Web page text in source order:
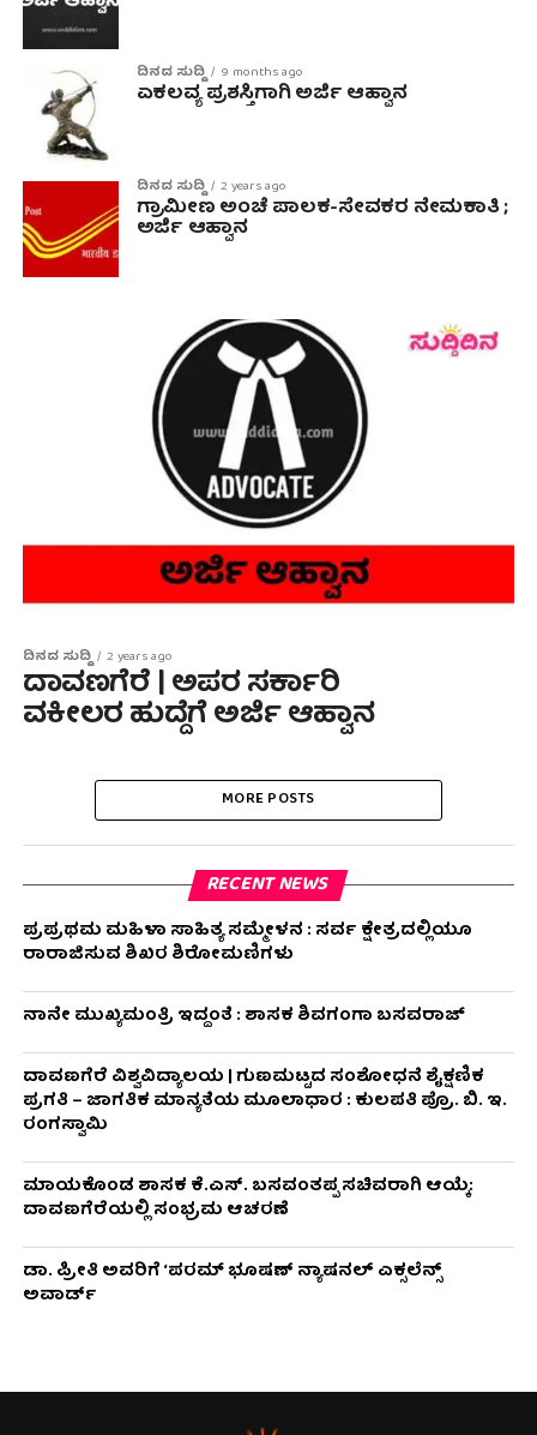
ದಿನದ ಸುದ್ದಿ 9 months ago
ಏಕಲವ್ಯ ಪ್ರಶಸ್ತಿಗಾಗಿ ಅರ್ಜಿ ಆಹ್ವಾನ
ದಿನದ ಸುದ್ದಿ 2 years ago
ಗ್ರಾಮೀಣ ಅಂಚೆ ಪಾಲಕ-ಸೇವಕರ ನೇಮಕಾತಿ ;
ಅರ್ಜಿ ಆಹ್ವಾನ
ದಿನದ ಸುದ್ದಿ 2 years ago
ದಾವಣಗೆರೆ | ಅಪರ ಸರ್ಕಾರಿ
ವಕೀಲರ ಹುದ್ದೆಗೆ ಅರ್ಜಿ ಆಹ್ವಾನ
MORE POSTS
RECENT NEWS
ಪ್ರಪ್ರಥಮ ಮಹಿಳಾ ಸಾಹಿತ್ಯ ಸಮ್ಮೇಳನ : ಸರ್ವ ಕ್ಷೇತ್ರದಲ್ಲಿಯೂ
ರಾರಾಜಿಸುವ ಶಿಖರ ಶಿರೋಮಣಿಗಳು
ನಾನೇ ಮುಖ್ಯಮಂತ್ರಿ ಇದ್ದಂತೆ : ಶಾಸಕ ಶಿವಗಂಗಾ ಬಸವರಾಜ್
ದಾವಣಗೆರೆ ವಿಶ್ವವಿದ್ಯಾಲಯ | ಗುಣಮಟ್ಟದ ಸಂಶೋಧನೆ ಶೈಕ್ಷಣಿಕ
ಪ್ರಗತಿ – ಜಾಗತಿಕ ಮಾನ್ಯತೆಯ ಮೂಲಾಧಾರ : ಕುಲಪತಿ ಪ್ರೊ. ಬಿ. ಇ.
ರಂಗಸ್ವಾಮಿ
ಮಾಯಕೊಂಡ ಶಾಸಕ ಕೆ.ಎಸ್. ಬಸವಂತಪ್ಪ ಸಚಿವರಾಗಿ ಆಯ್ಕೆ:
ದಾವಣಗೆರೆಯಲ್ಲಿ ಸಂಭ್ರಮ ಆಚರಣೆ
ಡಾ. ಪ್ರೀತಿ ಅವರಿಗೆ ‘ಪರಮ್ ಭೂಷಣ್ ನ್ಯಾಷನಲ್ ಎಕ್ಸಲೆನ್ಸ್
ಅವಾರ್ಡ್